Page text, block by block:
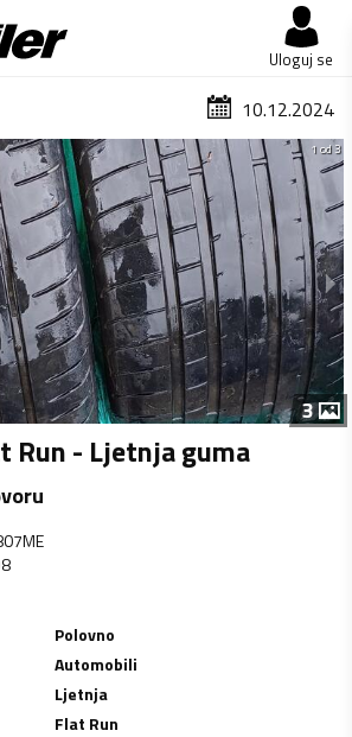
Uloguj se
10.12.2024
1 od 3
3
Run - Ljetnja guma
Polovno
Automobili
Ljetnja
Flat Run